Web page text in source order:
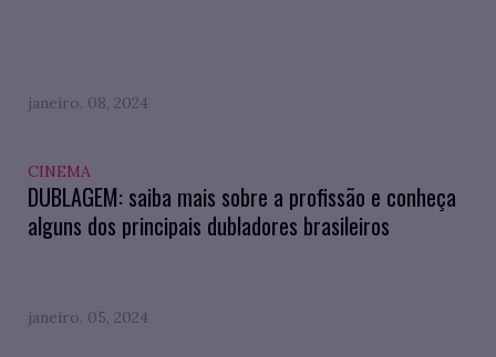
janeiro. 08, 2024
CINEMA
DUBLAGEM: saiba mais sobre a profissão e conheça
alguns dos principais dubladores brasileiros
janeiro. 05, 2024